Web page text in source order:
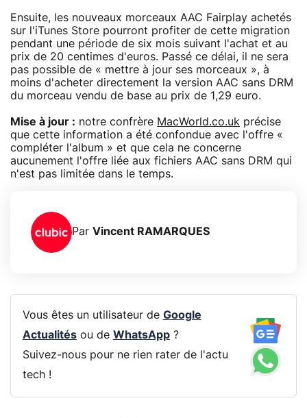
Ensuite, les nouveaux morceaux AAC Fairplay achetés
sur l'iTunes Store pourront profiter de cette migration
pendant une période de six mois suivant l'achat et au
prix de 20 centimes d'euros. Passé ce délai, il ne sera
pas possible de « mettre à jour ses morceaux », à
moins d'acheter directement la version AAC sans DRM
du morceau vendu de base au prix de 1,29 euro.
Mise à jour : notre confrère MacWorld.co.uk précise
que cette information a été confondue avec l'offre «
compléter l'album » et que cela ne concerne
aucunement l'offre liée aux fichiers AAC sans DRM qui
n'est pas limitée dans le temps.
Par Vincent RAMARQUES
Vous êtes un utilisateur de Google
Actualitésou de WhatsApp?
Suivez-nous pour ne rien rater de l'actu
tech !